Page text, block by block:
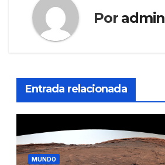
Por admin
Entrada relacionada
MUNDO